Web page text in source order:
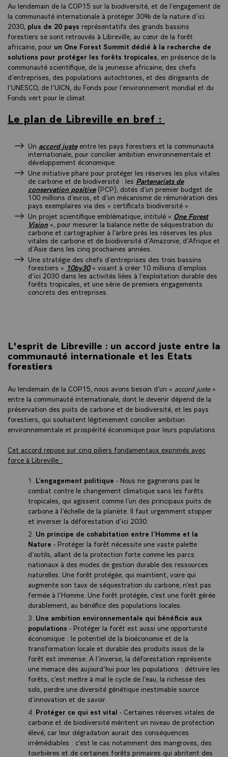
Au lendemain de la COP15 sur la biodiversité, et de l’engagement de
la communauté internationale à protéger 30% de la nature d’ici
2030, plus de 20 pays représentatifs des grands bassins
forestiers se sont retrouvés à Libreville, au cœur de la forêt
africaine, pour un One Forest Summit dédié à la recherche de
solutions pour protéger les forêts tropicales, en présence de la
communauté scientifique, de la jeunesse africaine, des chefs
d’entreprises, des populations autochtones, et des dirigeants de
l’UNESCO, de l’UICN, du Fonds pour l’environnement mondial et du
Fonds vert pour le climat.
Le plan de Libreville en bref :
Un accord justeentre les pays forestiers et la communauté
internationale, pour concilier ambition environnementale et
développement économique.
Une initiative phare pour protéger les réserves les plus vitales
de carbone et de biodiversité : les Partenariats de
conservation positive(PCP), dotés d’un premier budget de
100 millions d’euros, et d’un mécanisme de rémunération des
pays exemplaires via des « certificats biodiversité ».
Un projet scientifique emblématique, intitulé « One Forest
Vision », pour mesurer la balance nette de séquestration du
carbone et cartographier à l’arbre près les réserves les plus
vitales de carbone et de biodiversité d’Amazonie, d’Afrique et
d’Asie dans les cinq prochaines années.
Une stratégie des chefs d’entreprises des trois bassins
forestiers « 10by30» visant à créer 10 millions d’emplois
d’ici 2030 dans les activités liées à l’exploitation durable des
forêts tropicales, et une série de premiers engagements
concrets des entreprises.
L'esprit de Libreville : un accord juste entre la
communauté internationale et les Etats
forestiers
Au lendemain de la COP15, nous avons besoin d’un « accord juste»
entre la communauté internationale, dont le devenir dépend de la
préservation des puits de carbone et de biodiversité, et les pays
forestiers, qui souhaitent légitimement concilier ambition
environnementale et prospérité économique pour leurs populations.
Cet accord repose sur cinq piliers fondamentaux exprimés avec
force à Libreville :
L’engagement politique - Nous ne gagnerons pas le
combat contre le changement climatique sans les forêts
tropicales, qui agissent comme l’un des principaux puits de
carbone à l’échelle de la planète. Il faut urgemment stopper
et inverser la déforestation d’ici 2030.
Un principe de cohabitation entre l’Homme et la
Nature - Protéger la forêt nécessite une vaste palette
d’outils, allant de la protection forte comme les parcs
nationaux à des modes de gestion durable des ressources
naturelles. Une forêt protégée, qui maintient, voire qui
augmente son taux de séquestration du carbone, n’est pas
fermée à l’Homme. Une forêt protégée, c’est une forêt gérée
durablement, au bénéfice des populations locales.
Une ambition environnementale qui bénéficie aux
populations - Protéger la forêt est aussi une opportunité
économique : le potentiel de la bioéconomie et de la
transformation locale et durable des produits issus de la
forêt est immense. A l’inverse, la déforestation représente
une menace dès aujourd’hui pour les populations : détruire les
forêts, c’est mettre à mal le cycle de l’eau, la richesse des
sols, perdre une diversité génétique inestimable source
d’innovation et de savoir.
Protéger ce qui est vital - Certaines réserves vitales de
carbone et de biodiversité méritent un niveau de protection
élevé, car leur dégradation aurait des conséquences
irrémédiables : c’est le cas notamment des mangroves, des
tourbières et de certaines forêts primaires qui abritent des